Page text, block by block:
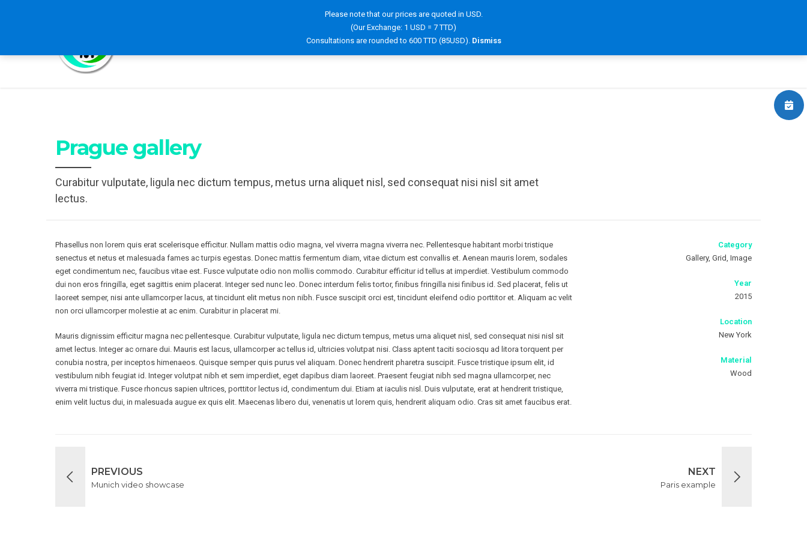
SERVICES HAIR INFORMATION
Prague gallery
Curabitur vulputate, ligula nec dictum tempus, metus urna aliquet nisl, sed consequat nisi nisl sit amet
lectus.
Phasellus non lorem quis erat scelerisque efficitur. Nullam mattis odio magna, vel viverra magna viverra nec. Pellentesque habitant morbi tristique
senectus et netus et malesuada fames ac turpis egestas. Donec mattis fermentum diam, vitae dictum est convallis et. Aenean mauris lorem, sodales
eget condimentum nec, faucibus vitae est. Fusce vulputate odio non mollis commodo. Curabitur efficitur id tellus at imperdiet. Vestibulum commodo
dui non eros fringilla, eget sagittis enim placerat. Integer sed nunc leo. Donec interdum felis tortor, finibus fringilla nisi finibus id. Sed placerat, felis ut
laoreet semper, nisi ante ullamcorper lacus, at tincidunt elit metus non nibh. Fusce suscipit orci est, tincidunt eleifend odio porttitor et. Aliquam ac velit
non orci ullamcorper molestie at ac enim. Curabitur in placerat mi.
Mauris dignissim efficitur magna nec pellentesque. Curabitur vulputate, ligula nec dictum tempus, metus urna aliquet nisl, sed consequat nisi nisl sit
amet lectus. Integer ac ornare dui. Mauris est lacus, ullamcorper ac tellus id, ultricies volutpat nisi. Class aptent taciti sociosqu ad litora torquent per
conubia nostra, per inceptos himenaeos. Quisque semper quis purus vel aliquam. Donec hendrerit pharetra suscipit. Fusce tristique ipsum elit, id
vestibulum nibh feugiat id. Integer volutpat nibh et sem imperdiet, eget dapibus diam laoreet. Praesent feugiat nibh sed magna ullamcorper, nec
viverra mi tristique. Fusce rhoncus sapien ultrices, porttitor lectus id, condimentum dui. Etiam at iaculis nisl. Duis vulputate, erat at hendrerit tristique,
enim velit luctus dui, in malesuada augue ex quis elit. Maecenas libero dui, venenatis ut lorem quis, hendrerit aliquam odio. Cras sit amet faucibus erat.
Category
Gallery, Grid, Image
Year
2015
Location
New York
Material
Wood
PREVIOUS
Munich video showcase
NEXT
Paris example
Please note that our prices are quoted in USD.
(Our Exchange: 1 USD = 7 TTD)
Consultations are rounded to 600 TTD (85USD). Dismiss